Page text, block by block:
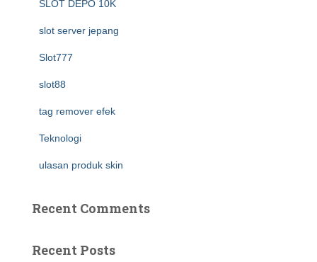
SLOT DEPO 10K
slot server jepang
Slot777
slot88
tag remover efek
Teknologi
ulasan produk skin
Recent Comments
Recent Posts